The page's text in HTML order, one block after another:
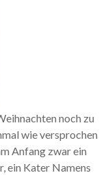
noch zu
wie versprochen
Anfang zwar ein
ein Kater Namens